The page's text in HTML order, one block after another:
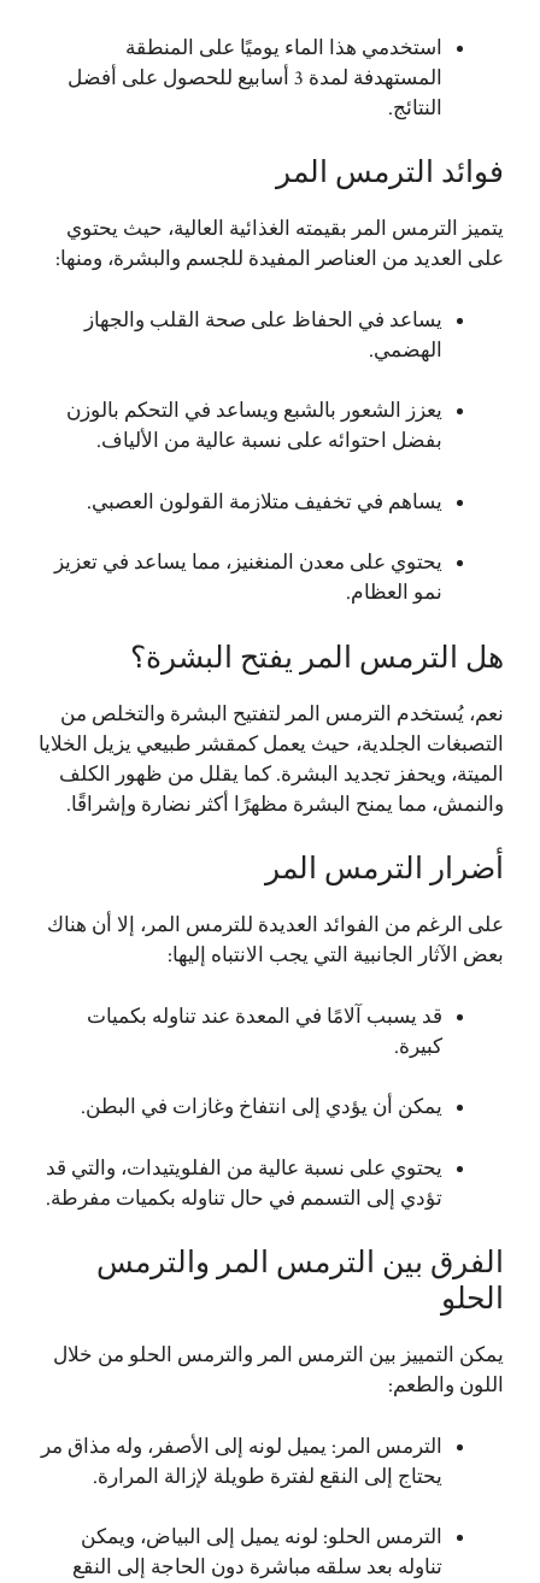
استخدمي هذا الماء يوميًا على المنطقة
المستهدفة لمدة 3 أسابيع للحصول على أفضل
النتائج.
فوائد الترمس المر
يتميز الترمس المر بقيمته الغذائية العالية، حيث يحتوي
على العديد من العناصر المفيدة للجسم والبشرة، ومنها:
يساعد في الحفاظ على صحة القلب والجهاز
الهضمي.
يعزز الشعور بالشبع ويساعد في التحكم بالوزن
بفضل احتوائه على نسبة عالية من الألياف.
يساهم في تخفيف متلازمة القولون العصبي.
يحتوي على معدن المنغنيز، مما يساعد في تعزيز
نمو العظام.
هل الترمس المر يفتح البشرة؟
نعم، يُستخدم الترمس المر لتفتيح البشرة والتخلص من
التصبغات الجلدية، حيث يعمل كمقشر طبيعي يزيل الخلايا
الميتة، ويحفز تجديد البشرة. كما يقلل من ظهور الكلف
والنمش، مما يمنح البشرة مظهرًا أكثر نضارة وإشراقًا.
أضرار الترمس المر
على الرغم من الفوائد العديدة للترمس المر، إلا أن هناك
بعض الآثار الجانبية التي يجب الانتباه إليها:
قد يسبب آلامًا في المعدة عند تناوله بكميات
كبيرة.
يمكن أن يؤدي إلى انتفاخ وغازات في البطن.
يحتوي على نسبة عالية من الفلويتيدات، والتي قد
تؤدي إلى التسمم في حال تناوله بكميات مفرطة.
الفرق بين الترمس المر والترمس
الحلو
يمكن التمييز بين الترمس المر والترمس الحلو من خلال
اللون والطعم:
الترمس المر: يميل لونه إلى الأصفر، وله مذاق مر
يحتاج إلى النقع لفترة طويلة لإزالة المرارة.
الترمس الحلو: لونه يميل إلى البياض، ويمكن
تناوله بعد سلقه مباشرة دون الحاجة إلى النقع